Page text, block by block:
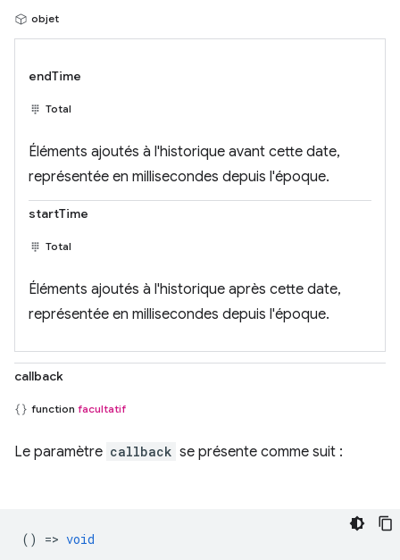
objet
endTime
Total
Éléments ajoutés à l'historique avant cette date,
représentée en millisecondes depuis l'époque.
startTime
Total
Éléments ajoutés à l'historique après cette date,
représentée en millisecondes depuis l'époque.
callback
function facultatif
Le paramètre callback se présente comme suit :
() => void